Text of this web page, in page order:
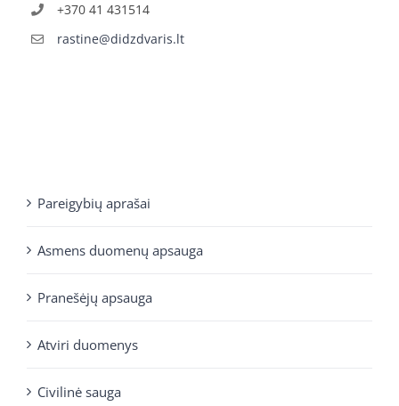
+370 41 431514
rastine@didzdvaris.lt
Pareigybių aprašai
Asmens duomenų apsauga
Pranešėjų apsauga
Atviri duomenys
Civilinė sauga